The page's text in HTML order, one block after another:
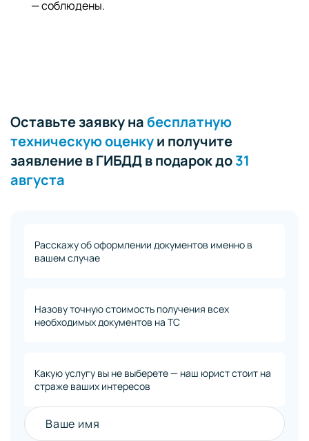
— соблюдены.
Оставьте заявку набесплатную
техническую оценкуи получите
заявление в ГИБДД в подарок до31
августа
Расскажу об оформлении документов именно в
вашем случае
Назову точную стоимость получения всех
необходимых документов на ТС
Какую услугу вы не выберете — наш юрист стоит на
страже ваших интересов
Ваше имя